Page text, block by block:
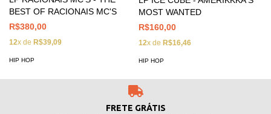
BEST OF RACIONAIS MC'S
R$380,00
12x de R$39,09
HIP HOP
MOST WANTED
R$160,00
12x de R$16,46
HIP HOP
FRETE GRÁTIS